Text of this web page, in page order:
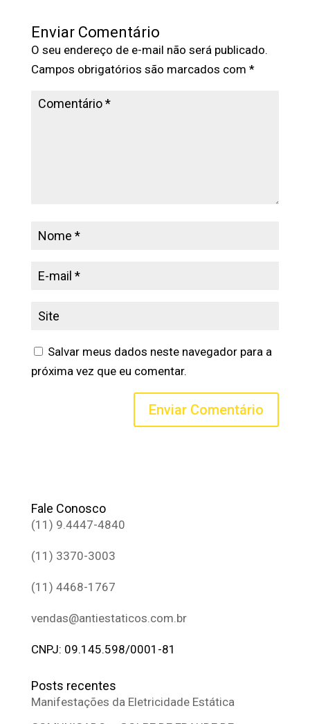
Enviar Comentário
O seu endereço de e-mail não será publicado.
Campos obrigatórios são marcados com *
Salvar meus dados neste navegador para a
próxima vez que eu comentar.
Fale Conosco
(11) 9.4447-4840
(11) 3370-3003
(11) 4468-1767
vendas@antiestaticos.com.br
CNPJ: 09.145.598/0001-81
Posts recentes
Manifestações da Eletricidade Estática